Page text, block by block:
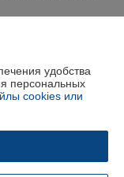
удобства
персональных
cookies или